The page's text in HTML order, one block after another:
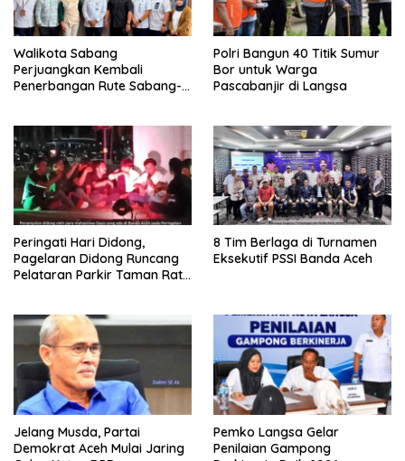
Walikota Sabang
Perjuangkan Kembali
Penerbangan Rute Sabang-
Polri Bangun 40 Titik Sumur
Bor untuk Warga
Pascabanjir di Langsa
Peringati Hari Didong,
Pagelaran Didong Runcang
Pelataran Parkir Taman Ratu
8 Tim Berlaga di Turnamen
Eksekutif PSSI Banda Aceh
Jelang Musda, Partai
Demokrat Aceh Mulai Jaring
Pemko Langsa Gelar
Penilaian Gampong